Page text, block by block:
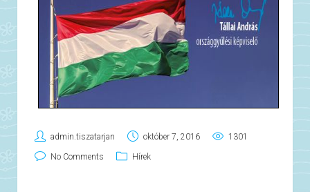
admin.tiszatarjan október 7, 2016 1301
No Comments Hírek